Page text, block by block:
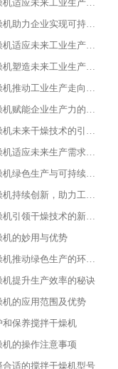
搅拌干燥机适应未来工业生产需求的必备设备
搅拌干燥机助力企业实现可持续发展目标
搅拌干燥机适应未来工业生产需求的创新设备
搅拌干燥机塑造未来工业生产的新格局
搅拌干燥机推动工业生产走向智能化与可持续发展的关键
搅拌干燥机赋能企业生产力的关键设备
搅拌干燥机未来干燥技术的引领者
搅拌干燥机适应未来生产需求的关键设备
搅拌干燥机绿色生产与可持续发展的助力者
搅拌干燥机持续创新，助力工业4.0
搅拌干燥机引领干燥技术的新潮流
机的妙用与优势
搅拌干燥机推动绿色生产的环保选择
机提升生产效率的秘诀
机的应用范围及优势
和保养搅拌干燥机
机的操作注意事项
合适的搅拌干燥机型号